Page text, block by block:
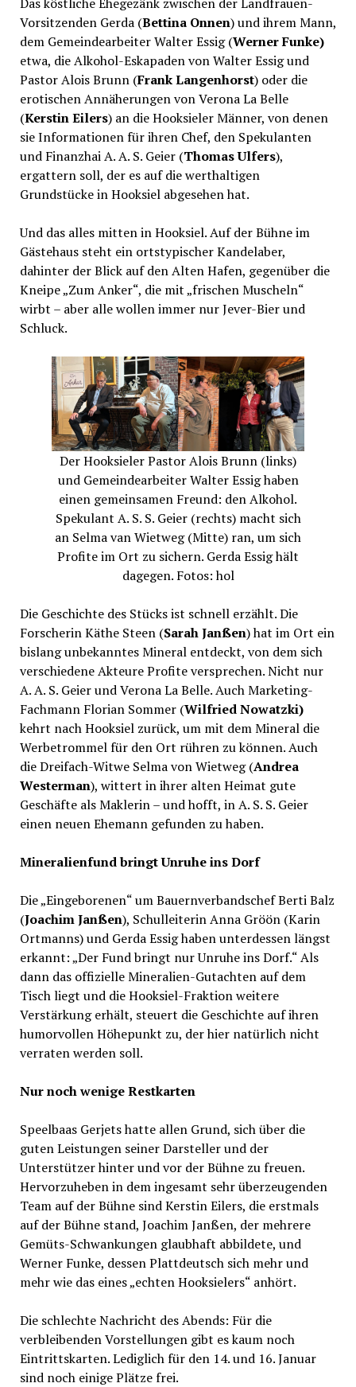
Vorsitzenden Gerda (Bettina Onnen) und ihrem Mann,
dem Gemeindearbeiter Walter Essig (Werner Funke)
etwa, die Alkohol-Eskapaden von Walter Essig und
Pastor Alois Brunn (Frank Langenhorst) oder die
erotischen Annäherungen von Verona La Belle
(Kerstin Eilers) an die Hooksieler Männer, von denen
sie Informationen für ihren Chef, den Spekulanten
und Finanzhai A. A. S. Geier (Thomas Ulfers),
ergattern soll, der es auf die werthaltigen
Grundstücke in Hooksiel abgesehen hat.
Und das alles mitten in Hooksiel. Auf der Bühne im
Gästehaus steht ein ortstypischer Kandelaber,
dahinter der Blick auf den Alten Hafen, gegenüber die
Kneipe „Zum Anker“, die mit „frischen Muscheln“
wirbt – aber alle wollen immer nur Jever-Bier und
Schluck.
Der Hooksieler Pastor Alois Brunn (links)
und Gemeindearbeiter Walter Essig haben
einen gemeinsamen Freund: den Alkohol.
Spekulant A. S. S. Geier (rechts) macht sich
an Selma van Wietweg (Mitte) ran, um sich
Profite im Ort zu sichern. Gerda Essig hält
dagegen. Fotos: hol
Die Geschichte des Stücks ist schnell erzählt. Die
Forscherin Käthe Steen (Sarah Janßen) hat im Ort ein
bislang unbekanntes Mineral entdeckt, von dem sich
verschiedene Akteure Profite versprechen. Nicht nur
A. A. S. Geier und Verona La Belle. Auch Marketing-
Fachmann Florian Sommer (Wilfried Nowatzki)
kehrt nach Hooksiel zurück, um mit dem Mineral die
Werbetrommel für den Ort rühren zu können. Auch
die Dreifach-Witwe Selma von Wietweg (Andrea
Westerman), wittert in ihrer alten Heimat gute
Geschäfte als Maklerin – und hofft, in A. S. S. Geier
einen neuen Ehemann gefunden zu haben.
Mineralienfund bringt Unruhe ins Dorf
Die „Eingeborenen“ um Bauernverbandschef Berti Balz
(Joachim Janßen), Schulleiterin Anna Gröön (Karin
Ortmanns) und Gerda Essig haben unterdessen längst
erkannt: „Der Fund bringt nur Unruhe ins Dorf.“ Als
dann das offizielle Mineralien-Gutachten auf dem
Tisch liegt und die Hooksiel-Fraktion weitere
Verstärkung erhält, steuert die Geschichte auf ihren
humorvollen Höhepunkt zu, der hier natürlich nicht
verraten werden soll.
Nur noch wenige Restkarten
Speelbaas Gerjets hatte allen Grund, sich über die
guten Leistungen seiner Darsteller und der
Unterstützer hinter und vor der Bühne zu freuen.
Hervorzuheben in dem ingesamt sehr überzeugenden
Team auf der Bühne sind Kerstin Eilers, die erstmals
auf der Bühne stand, Joachim Janßen, der mehrere
Gemüts-Schwankungen glaubhaft abbildete, und
Werner Funke, dessen Plattdeutsch sich mehr und
mehr wie das eines „echten Hooksielers“ anhört.
Die schlechte Nachricht des Abends: Für die
verbleibenden Vorstellungen gibt es kaum noch
Eintrittskarten. Lediglich für den 14. und 16. Januar
sind noch einige Plätze frei.